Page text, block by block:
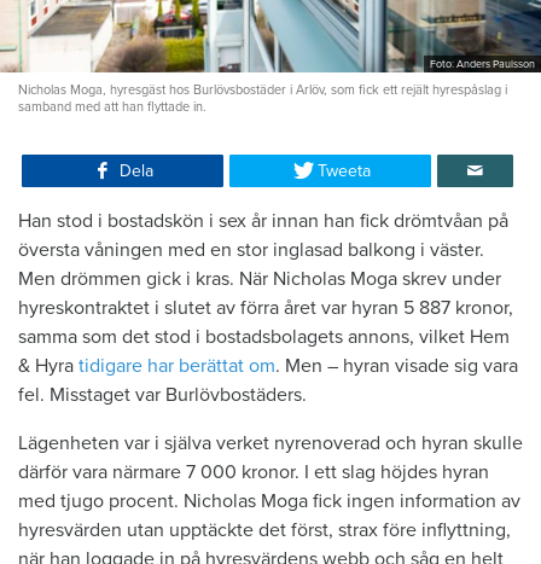
Foto: Anders Paulsson
Nicholas Moga, hyresgäst hos Burlövsbostäder i Arlöv, som fick ett rejält hyrespåslag i
samband med att han flyttade in.
Dela Tweeta
Han stod i bostadskön i sex år innan han fick drömtvåan på
översta våningen med en stor inglasad balkong i väster.
Men drömmen gick i kras. När Nicholas Moga skrev under
hyreskontraktet i slutet av förra året var hyran 5 887 kronor,
samma som det stod i bostadsbolagets annons, vilket Hem
& Hyra tidigare har berättat om. Men – hyran visade sig vara
fel. Misstaget var Burlövbostäders.
Lägenheten var i själva verket nyrenoverad och hyran skulle
därför vara närmare 7 000 kronor. I ett slag höjdes hyran
med tjugo procent. Nicholas Moga fick ingen information av
hyresvärden utan upptäckte det först, strax före inflyttning,
när han loggade in på hyresvärdens webb och såg en helt